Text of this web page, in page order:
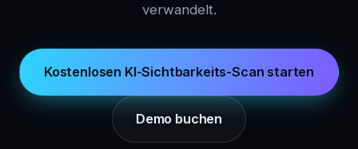
verwandelt.
Kostenlosen KI-Sichtbarkeits-Scan starten
Demo buchen